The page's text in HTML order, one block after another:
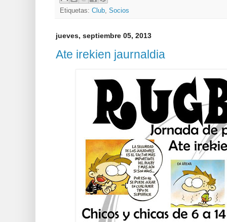
Etiquetas: Club, Socios
jueves, septiembre 05, 2013
Ate irekien jaurnaldia